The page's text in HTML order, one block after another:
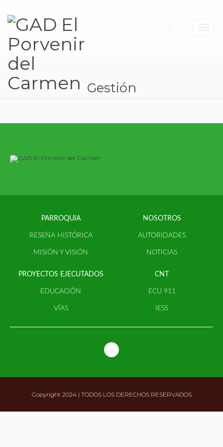
Gestión
PARROQUIA
RESEÑA HISTÓRICA
MISIÓN Y VISIÓN
NOSOTROS
AUTORIDADES
NOTICIAS
PROYECTOS EJECUTADOS
EDUCACIÓN
VÍAS
CNT
ECU 911
IESS
Copyright 2024 | TODOS LOS DERECHOS RESERVADOS